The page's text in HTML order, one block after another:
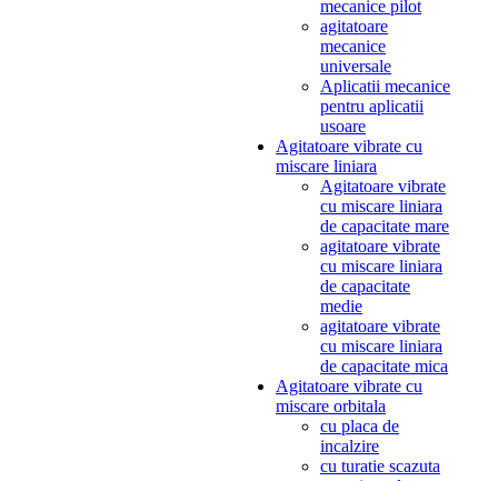
mecanice pilot
agitatoare
mecanice
universale
Aplicatii mecanice
pentru aplicatii
usoare
Agitatoare vibrate cu
miscare liniara
Agitatoare vibrate
cu miscare liniara
de capacitate mare
agitatoare vibrate
cu miscare liniara
de capacitate
medie
agitatoare vibrate
cu miscare liniara
de capacitate mica
Agitatoare vibrate cu
miscare orbitala
cu placa de
incalzire
cu turatie scazuta